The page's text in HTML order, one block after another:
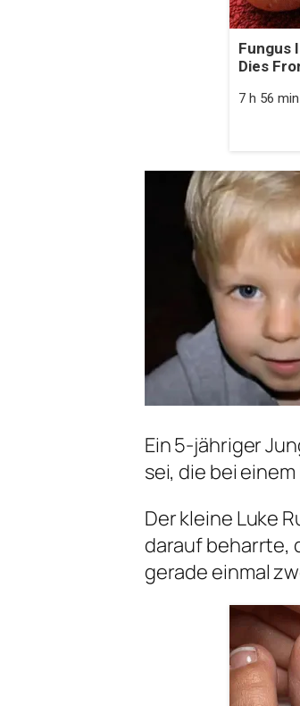
Fungus
Dies
7 h 56 min
Ein 5-jähriger
sei, die bei
Der kleine Luke
darauf beharrte,
gerade einmal